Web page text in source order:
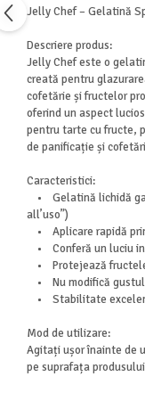
Jelly Chef – Gelatină
Descriere produs:
Jelly Chef este o
creată pentru
cofetărie și fructelor
oferind un aspect
pentru tarte cu fructe,
de panificație și
Caracteristici:
• Gelatină lichidă
all’uso”)
• Aplicare rapidă
• Conferă un luciu
• Protejează
• Nu modifică
• Stabilitate
Mod de utilizare:
Agitați ușor înainte de
pe suprafața